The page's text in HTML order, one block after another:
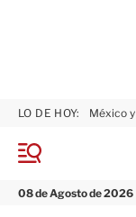
M
n
08 de Agosto de 2026
LO DE HOY: México